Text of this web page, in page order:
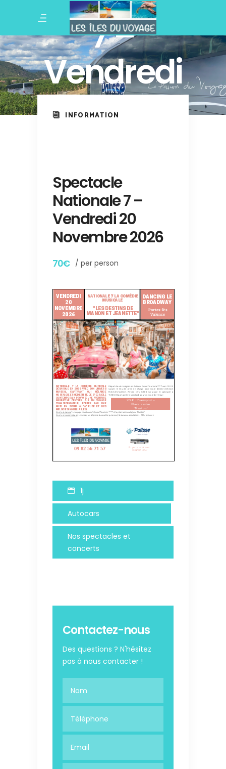
7 –
Vendredi
20
2026
INFORMATION
Spectacle
Nationale 7 –
Vendredi 20
Novembre 2026
70€ / per person
1j
Autocars
Nos spectacles et
concerts
Contactez-nous
Des questions ? N'hésitez
pas à nous contacter !